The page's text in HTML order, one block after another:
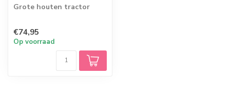
Grote houten tractor
€74,95
Op voorraad